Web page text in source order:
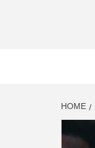
HOME